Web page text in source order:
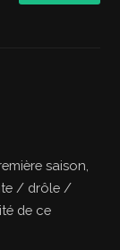
saison,
/ drôle /
de ce